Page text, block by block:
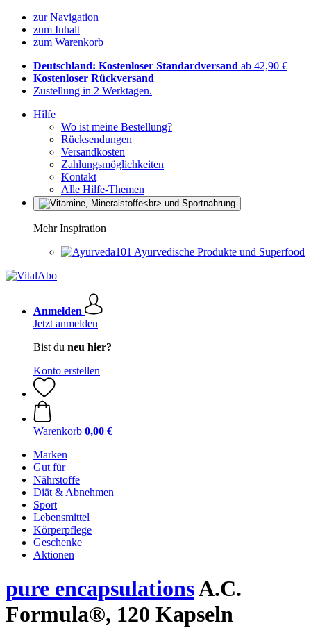
zur Navigation
zum Inhalt
zum Warenkorb
Deutschland: Kostenloser Standardversand ab 42,90 €
Kostenloser Rückversand
Zustellung in 2 Werktagen.
Hilfe
Wo ist meine Bestellung?
Rücksendungen
Versandkosten
Zahlungsmöglichkeiten
Kontakt
Alle Hilfe-Themen
Mehr Inspiration
Ayurvedische Produkte und Superfood
Anmelden
Jetzt anmelden
Bist du neu hier?
Konto erstellen
Warenkorb 0,00 €
Marken
Gut für
Nährstoffe
Diät & Abnehmen
Sport
Lebensmittel
Körperpflege
Geschenke
Aktionen
pure encapsulationsA.C.
Formula®, 120 Kapseln